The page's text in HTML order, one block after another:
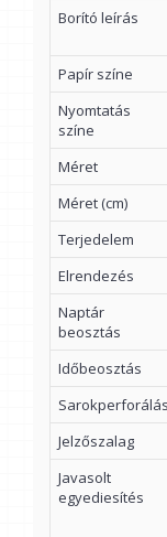
Borító leírás
Papír színe
Nyomtatás
színe
Méret
Méret (cm)
Terjedelem
Elrendezés
Naptár
beosztás
Időbeosztás
Sarokperforálás
Jelzőszalag
Javasolt
egyediesítés